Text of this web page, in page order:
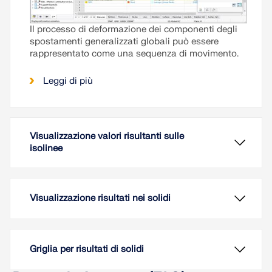
Il processo di deformazione dei componenti degli
spostamenti generalizzati globali può essere
rappresentato come una sequenza di movimento.
Leggi di più
Visualizzazione valori risultanti sulle
isolinee
Visualizzazione risultati nei solidi
Griglia per risultati di solidi